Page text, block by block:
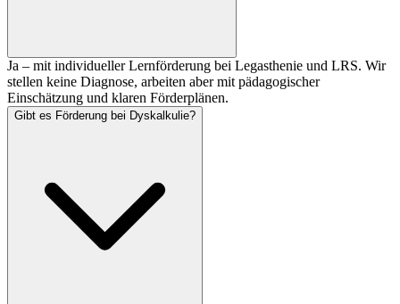
Ja – mit individueller Lernförderung bei Legasthenie und LRS. Wir
stellen keine Diagnose, arbeiten aber mit pädagogischer
Einschätzung und klaren Förderplänen.
Gibt es Förderung bei Dyskalkulie?